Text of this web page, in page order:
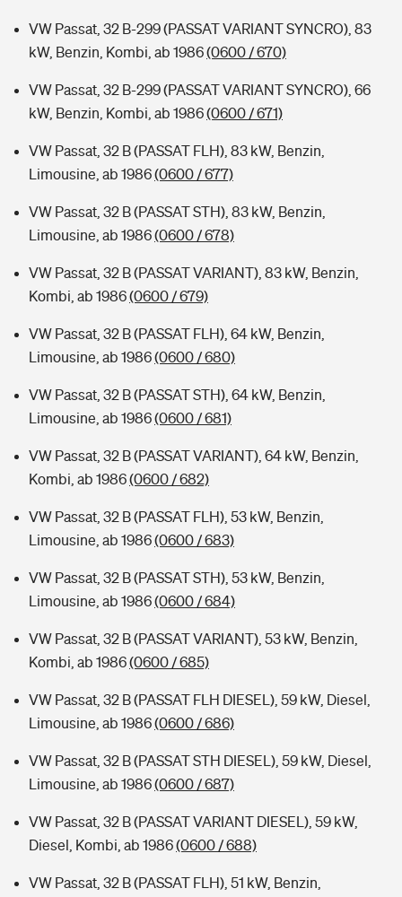
VW Passat, 32 B-299 (PASSAT VARIANT SYNCRO), 83
kW, Benzin, Kombi, ab 1986(0600 / 670)
VW Passat, 32 B-299 (PASSAT VARIANT SYNCRO), 66
kW, Benzin, Kombi, ab 1986(0600 / 671)
VW Passat, 32 B (PASSAT FLH), 83 kW, Benzin,
Limousine, ab 1986(0600 / 677)
VW Passat, 32 B (PASSAT STH), 83 kW, Benzin,
Limousine, ab 1986(0600 / 678)
VW Passat, 32 B (PASSAT VARIANT), 83 kW, Benzin,
Kombi, ab 1986(0600 / 679)
VW Passat, 32 B (PASSAT FLH), 64 kW, Benzin,
Limousine, ab 1986(0600 / 680)
VW Passat, 32 B (PASSAT STH), 64 kW, Benzin,
Limousine, ab 1986(0600 / 681)
VW Passat, 32 B (PASSAT VARIANT), 64 kW, Benzin,
Kombi, ab 1986(0600 / 682)
VW Passat, 32 B (PASSAT FLH), 53 kW, Benzin,
Limousine, ab 1986(0600 / 683)
VW Passat, 32 B (PASSAT STH), 53 kW, Benzin,
Limousine, ab 1986(0600 / 684)
VW Passat, 32 B (PASSAT VARIANT), 53 kW, Benzin,
Kombi, ab 1986(0600 / 685)
VW Passat, 32 B (PASSAT FLH DIESEL), 59 kW, Diesel,
Limousine, ab 1986(0600 / 686)
VW Passat, 32 B (PASSAT STH DIESEL), 59 kW, Diesel,
Limousine, ab 1986(0600 / 687)
VW Passat, 32 B (PASSAT VARIANT DIESEL), 59 kW,
Diesel, Kombi, ab 1986(0600 / 688)
VW Passat, 32 B (PASSAT FLH), 51 kW, Benzin,